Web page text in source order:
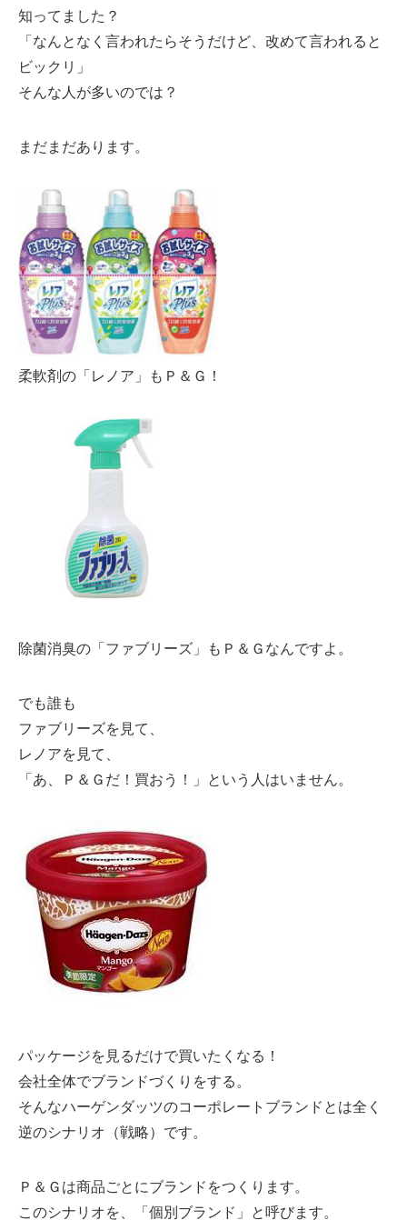
知ってました？
「なんとなく言われたらそうだけど、改めて言われると
ビックリ」
そんな人が多いのでは？
まだまだあります。
柔軟剤の「レノア」もＰ＆Ｇ！
除菌消臭の「ファブリーズ」もＰ＆Ｇなんですよ。
でも誰も
ファブリーズを見て、
レノアを見て、
「あ、Ｐ＆Ｇだ！買おう！」という人はいません。
パッケージを見るだけで買いたくなる！
会社全体でブランドづくりをする。
そんなハーゲンダッツのコーポレートブランドとは全く
逆のシナリオ（戦略）です。
Ｐ＆Ｇは商品ごとにブランドをつくります。
このシナリオを、「個別ブランド」と呼びます。